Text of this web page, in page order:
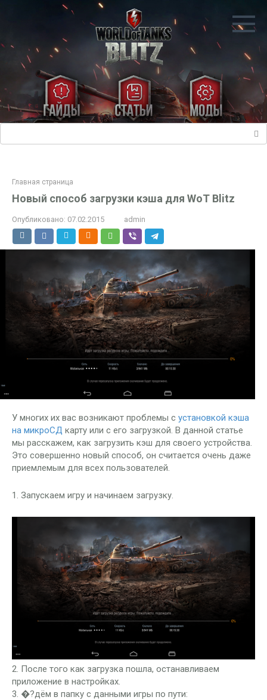
Главная страница
Новый способ загрузки кэша для WoT Blitz
Опубликовано: 07.02.2015 admin
У многих их вас возникают проблемы с установкой кэша
на микроСД карту или с его загрузкой. В данной статье
мы расскажем, как загрузить кэш для своего устройства.
Это совершенно новый способ, он считается очень даже
приемлемым для всех пользователей.
1. Запускаем игру и начинаем загрузку.
2. После того как загрузка пошла, останавливаем
приложение в настройках.
3. �?дём в папку с данными игры по пути: